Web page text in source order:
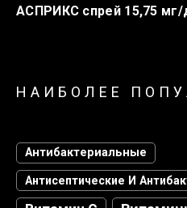
АСПРИКС спрей 15,75 мг/
НАИБОЛЕЕ
Антибактериальные
Антисептические И